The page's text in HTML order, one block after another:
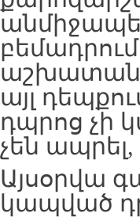
այլ
դպրոց չի
չեն
Այսօրվա
կապված